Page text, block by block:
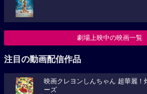
劇場上映中の映画一覧
注目の動画配信作品
映画クレヨンしんちゃん 超華麗！
ーズ